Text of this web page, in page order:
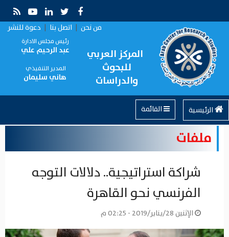
من نحن | اتصل بنا | دعوة للنشر
المركز العربي
للبحوث
والدراسات
رئيس مجلس الادارة
عبد الرحيم علي
المدير التنفيذي
هاني سليمان
الرئيسية
ملفات
شراكة استراتيجية.. دلالات التوجه
الفرنسي نحو القاهرة
الإثنين 28/يناير/2019 - 02:25 م